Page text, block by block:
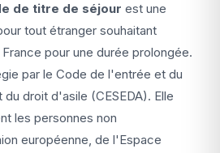
de titre de séjour est une
tout étranger souhaitant
pour une durée prolongée.
par le Code de l'entrée et du
droit d'asile (CESEDA). Elle
les personnes non
européenne, de l'Espace